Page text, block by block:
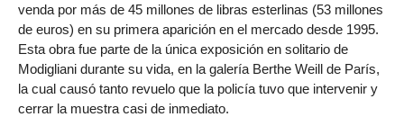
venda por más de 45 millones de libras esterlinas (53 millones
de euros) en su primera aparición en el mercado desde 1995.
Esta obra fue parte de la única exposición en solitario de
Modigliani durante su vida, en la galería Berthe Weill de París,
la cual causó tanto revuelo que la policía tuvo que intervenir y
cerrar la muestra casi de inmediato.